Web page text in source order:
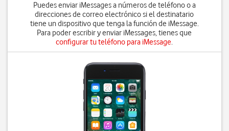
Puedes enviar iMessages a números de teléfono o a
direcciones de correo electrónico si el destinatario
tiene un dispositivo que tenga la función de iMessage.
Para poder escribir y enviar iMessages, tienes que
configurar tu teléfono para iMessage.